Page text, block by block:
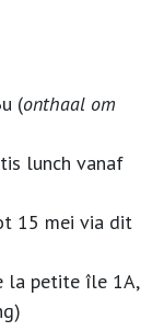
(onthaal om
lunch vanaf
15 mei via dit
la petite île 1A,